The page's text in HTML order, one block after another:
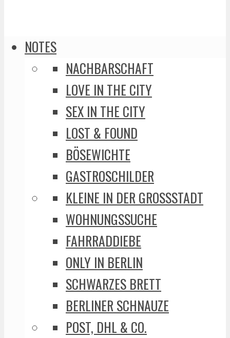
NOTES
NACHBARSCHAFT
LOVE IN THE CITY
SEX IN THE CITY
LOST & FOUND
BÖSEWICHTE
GASTROSCHILDER
KLEINE IN DER GROSSSTADT
WOHNUNGSSUCHE
FAHRRADDIEBE
ONLY IN BERLIN
SCHWARZES BRETT
BERLINER SCHNAUZE
POST, DHL & CO.